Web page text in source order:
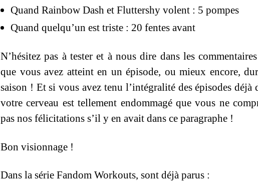
Quand Rainbow Dash et Fluttershy volent : 5 pompes
Quand quelqu’un est triste : 20 fentes avant
N’hésitez pas à tester et à nous dire dans les
que vous avez atteint en un épisode, ou mieux encore,
saison ! Et si vous avez tenu l’intégralité des épisodes déjà
votre cerveau est tellement endommagé que vous ne
pas nos félicitations s’il y en avait dans ce paragraphe !
Bon visionnage !
Dans la série Fandom Workouts, sont déjà parus :